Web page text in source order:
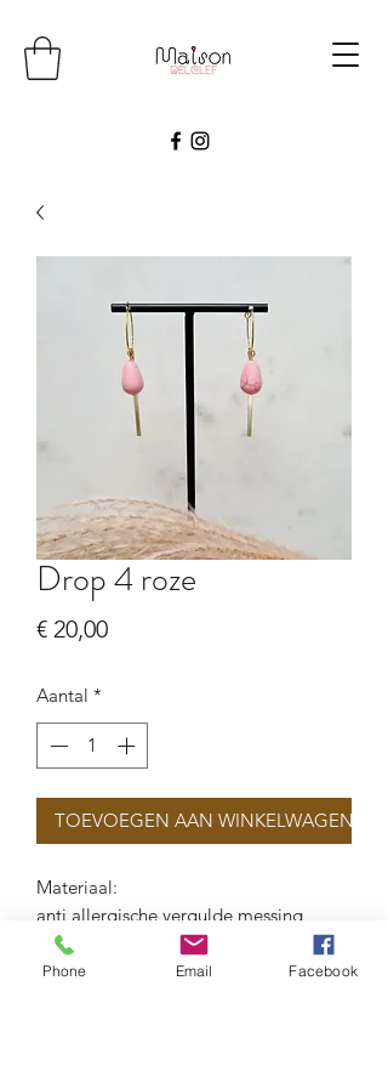
Drop 4 roze
€ 20,00Prijs
Aantal *
TOEVOEGEN AAN WINKELWAGEN
Materiaal:
anti allergische vergulde messing
porseleinkralen
Phone Email Facebook